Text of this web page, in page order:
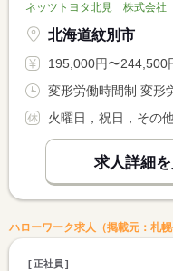
ネッツトヨタ北見 株式会社
北海道紋別市
195,000円〜244,500円 ※フルタイム求人の場
火曜日，祝日，その
求人詳細
ハローワーク求人（掲載元：札幌
正社員